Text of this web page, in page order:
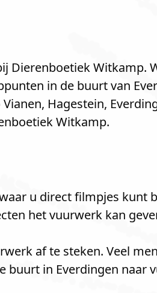
Dierenboetiek Witkamp.
in de buurt van
Hagestein,
Witkamp.
u direct filmpjes kunt
het vuurwerk kan
af te steken. Veel
in Everdingen naar